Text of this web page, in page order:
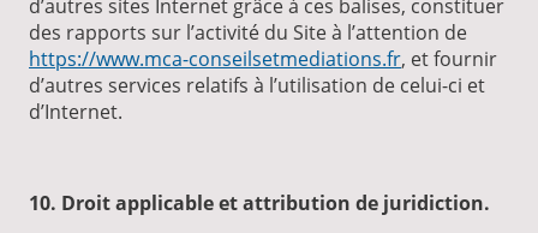
d’autres sites Internet grâce à ces balises, constituer
des rapports sur l’activité du Site à l’attention de
https://www.mca-conseilsetmediations.fr, et fournir
d’autres services relatifs à l’utilisation de celui-ci et
d’Internet.
10. Droit applicable et attribution de juridiction.